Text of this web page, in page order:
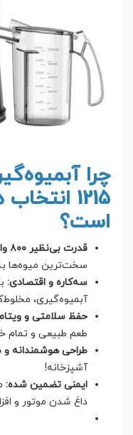
1215
است؟
قدرت بی‌نظیر ۸۰۰ وات:
سخت‌ترین میوه‌ها به
سه‌کاره و اقتصادی:
آبمیوه‌گیری،
حفظ سلامتی و
طعم طبیعی و تمام
طراحی هوشمندانه
آشپزخانه!
ایمنی تضمین شده:
داغ شدن موتور و